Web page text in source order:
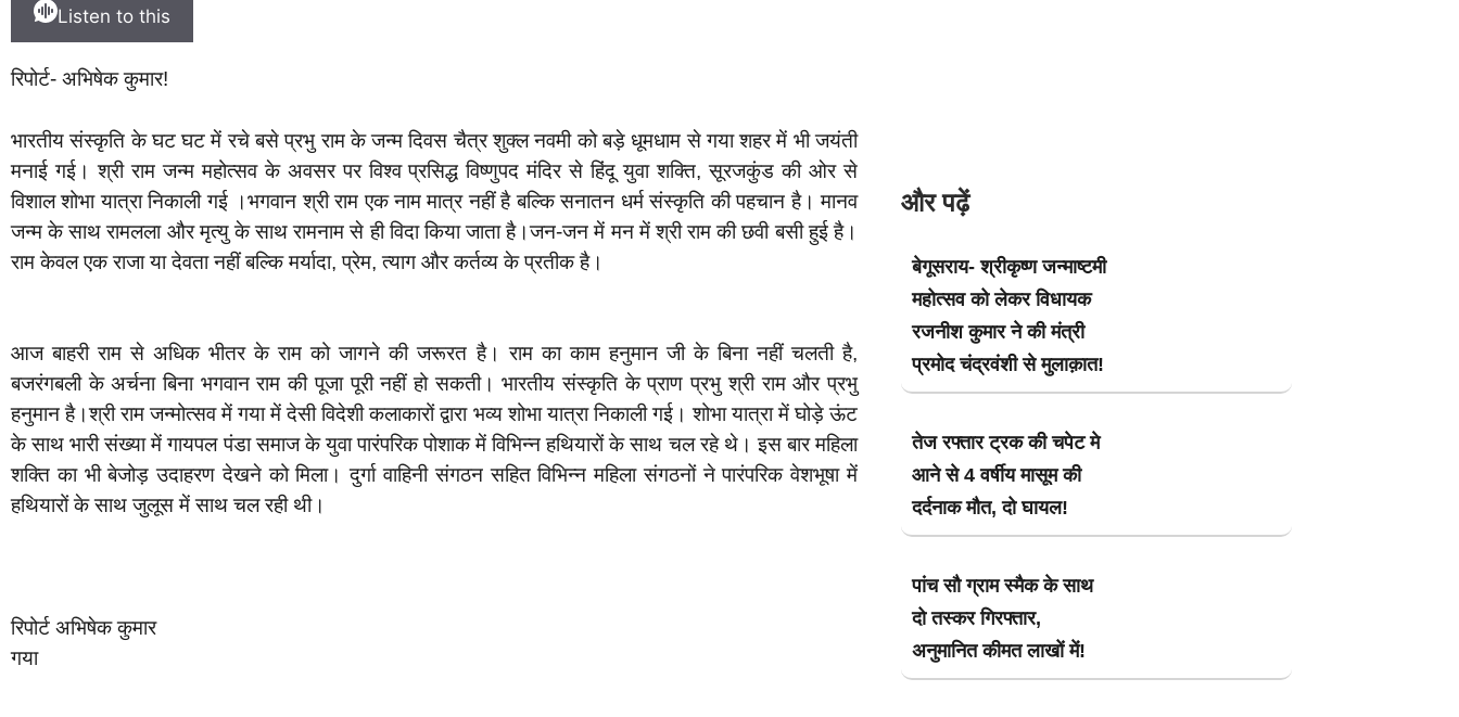
Listen to this
रिपोर्ट- अभिषेक कुमार!
भारतीय संस्कृति के घट घट में रचे बसे प्रभु राम के जन्म दिवस चैत्र शुक्ल नवमी को बड़े धूमधाम से गया शहर में भी जयंती
मनाई गई। श्री राम जन्म महोत्सव के अवसर पर विश्व प्रसिद्ध विष्णुपद मंदिर से हिंदू युवा शक्ति, सूरजकुंड की ओर से
विशाल शोभा यात्रा निकाली गई ।भगवान श्री राम एक नाम मात्र नहीं है बल्कि सनातन धर्म संस्कृति की पहचान है। मानव
जन्म के साथ रामलला और मृत्यु के साथ रामनाम से ही विदा किया जाता है।जन-जन में मन में श्री राम की छवी बसी हुई है।
राम केवल एक राजा या देवता नहीं बल्कि मर्यादा, प्रेम, त्याग और कर्तव्य के प्रतीक है।
आज बाहरी राम से अधिक भीतर के राम को जागने की जरूरत है। राम का काम हनुमान जी के बिना नहीं चलती है,
बजरंगबली के अर्चना बिना भगवान राम की पूजा पूरी नहीं हो सकती। भारतीय संस्कृति के प्राण प्रभु श्री राम और प्रभु
हनुमान है।श्री राम जन्मोत्सव में गया में देसी विदेशी कलाकारों द्वारा भव्य शोभा यात्रा निकाली गई। शोभा यात्रा में घोड़े ऊंट
के साथ भारी संख्या में गायपल पंडा समाज के युवा पारंपरिक पोशाक में विभिन्न हथियारों के साथ चल रहे थे। इस बार महिला
शक्ति का भी बेजोड़ उदाहरण देखने को मिला। दुर्गा वाहिनी संगठन सहित विभिन्न महिला संगठनों ने पारंपरिक वेशभूषा में
हथियारों के साथ जुलूस में साथ चल रही थी।
रिपोर्ट अभिषेक कुमार
गया
और पढ़ें
बेगूसराय- श्रीकृष्ण जन्माष्टमी
महोत्सव को लेकर विधायक
रजनीश कुमार ने की मंत्री
प्रमोद चंद्रवंशी से मुलाक़ात!
तेज रफ्तार ट्रक की चपेट मे
आने से 4 वर्षीय मासूम की
दर्दनाक मौत, दो घायल!
पांच सौ ग्राम स्मैक के साथ
दो तस्कर गिरफ्तार,
अनुमानित कीमत लाखों में!